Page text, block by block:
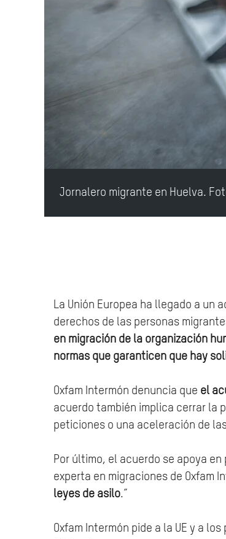
Jornalero migrante en Huelva.
La Unión Europea ha llegado a un
derechos de las personas
en migración de la organización
normas que garanticen que hay
Oxfam Intermón denuncia que el
acuerdo también implica cerrar la
peticiones o una aceleración de
Por último, el acuerdo se apoya
experta en migraciones de Oxfam
leyes de asilo.”
Oxfam Intermón pide a la UE y a